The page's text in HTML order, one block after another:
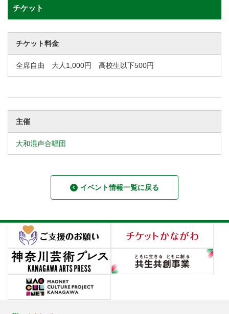
チケット
チケット料金
全席自由 大人1,000円 高校生以下500円
主催
大和混声合唱団
イベント情報一覧に戻る